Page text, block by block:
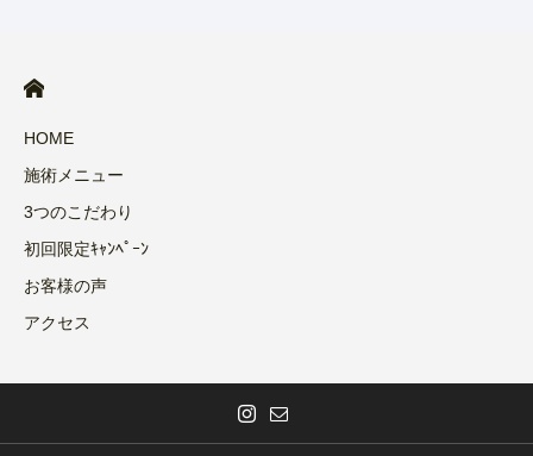
HOME
施術メニュー
3つのこだわり
初回限定ｷｬﾝﾍﾟｰﾝ
お客様の声
アクセス